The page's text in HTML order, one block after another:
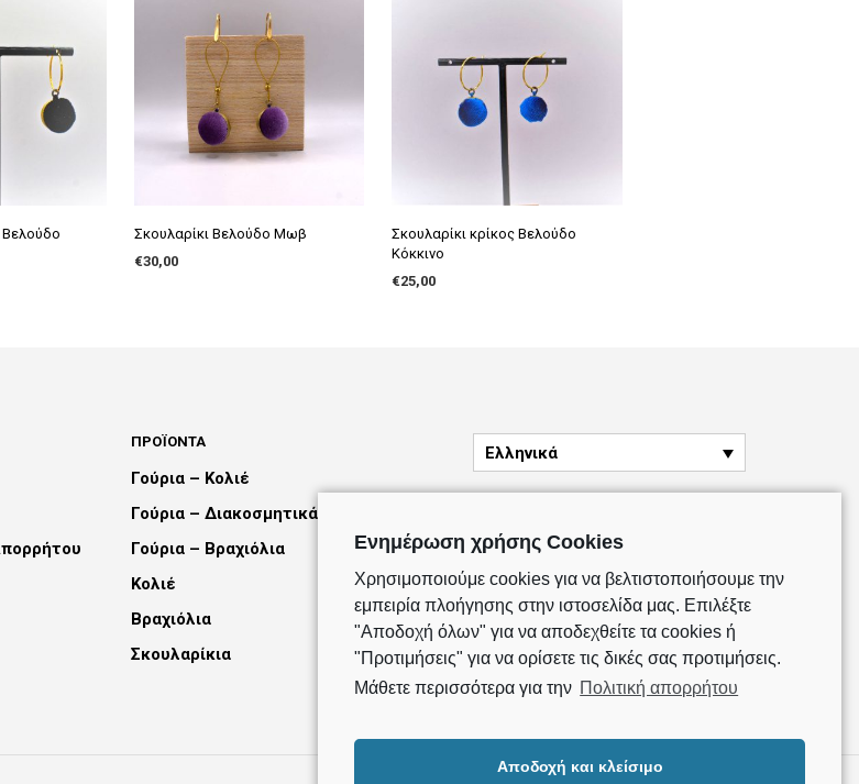
Βελούδο
Σκουλαρίκι Βελούδο Μωβ
€30,00
Σκουλαρίκι κρίκος Βελούδο
Κόκκινο
€25,00
ΠΡΟΪΌΝΤΑ
Γούρια – Κολιέ
Γούρια – Διακοσμητικά
Γούρια – Βραχιόλια
Κολιέ
Βραχιόλια
Σκουλαρίκια
Ελληνικά
Ενημέρωση χρήσης Cookies
Χρησιμοποιούμε cookies για να βελτιστοποιήσουμε την
εμπειρία πλοήγησης στην ιστοσελίδα μας. Επιλέξτε
"Αποδοχή όλων" για να αποδεχθείτε τα cookies ή
"Προτιμήσεις" για να ορίσετε τις δικές σας προτιμήσεις.
Μάθετε περισσότερα για την Πολιτική απορρήτου
Αποδοχή και κλείσιμο